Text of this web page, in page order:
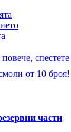
повече,
от 10 броя!
части